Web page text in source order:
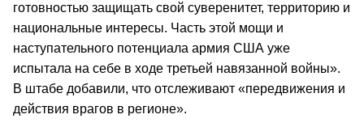
готовностью защищать свой суверенитет, территорию и
национальные интересы. Часть этой мощи и
наступательного потенциала армия США уже
испытала на себе в ходе третьей навязанной войны».
В штабе добавили, что отслеживают «передвижения и
действия врагов в регионе».